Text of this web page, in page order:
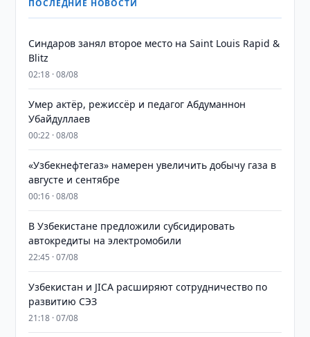
ПОСЛЕДНИЕ НОВОСТИ
Синдаров занял второе место на Saint Louis Rapid &
Blitz
02:18 · 08/08
Умер актёр, режиссёр и педагог Абдуманнон
Убайдуллаев
00:22 · 08/08
«Узбекнефтегаз» намерен увеличить добычу газа в
августе и сентябре
00:16 · 08/08
В Узбекистане предложили субсидировать
автокредиты на электромобили
22:45 · 07/08
Узбекистан и JICA расширяют сотрудничество по
развитию СЭЗ
21:18 · 07/08